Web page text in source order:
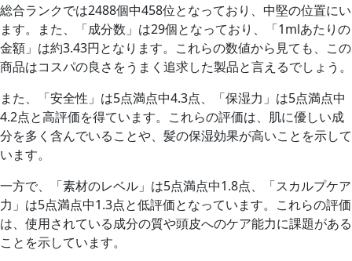
総合ランクでは2488個中458位となっており、中堅の位置にい
ます。また、「成分数」は29個となっており、「1mlあたりの
金額」は約3.43円となります。これらの数値から見ても、この
商品はコスパの良さをうまく追求した製品と言えるでしょう。
また、「安全性」は5点満点中4.3点、「保湿力」は5点満点中
4.2点と高評価を得ています。これらの評価は、肌に優しい成
分を多く含んでいることや、髪の保湿効果が高いことを示して
います。
一方で、「素材のレベル」は5点満点中1.8点、「スカルプケア
力」は5点満点中1.3点と低評価となっています。これらの評価
は、使用されている成分の質や頭皮へのケア能力に課題がある
ことを示しています。